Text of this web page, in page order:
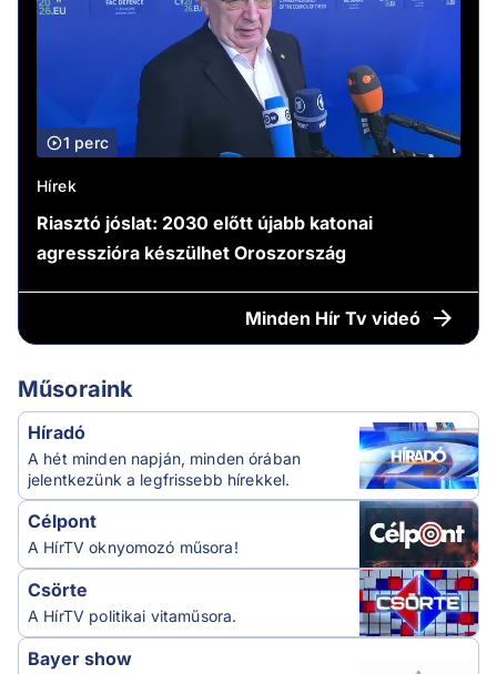
1 perc
Hírek
Riasztó jóslat: 2030 előtt újabb katonai
agresszióra készülhet Oroszország
Minden Hír Tv videó
Műsoraink
Híradó
A hét minden napján, minden órában
jelentkezünk a legfrissebb hírekkel.
Célpont
A HírTV oknyomozó műsora!
Csörte
A HírTV politikai vitaműsora.
Bayer show